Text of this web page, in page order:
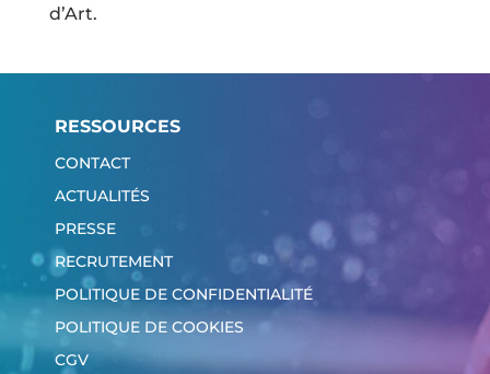
d’Art.
RESSOURCES
CONTACT
ACTUALITÉS
PRESSE
RECRUTEMENT
POLITIQUE DE CONFIDENTIALITÉ
POLITIQUE DE COOKIES
CGV